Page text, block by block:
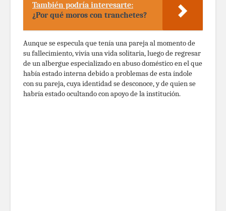
También podría interesarte:
¿Por qué moros con tranchetes?
Aunque se especula que tenía una pareja al momento de
su fallecimiento, vivía una vida solitaria, luego de regresar
de un albergue especializado en abuso doméstico en el que
había estado interna debido a problemas de esta índole
con su pareja, cuya identidad se desconoce, y de quien se
habría estado ocultando con apoyo de la institución.